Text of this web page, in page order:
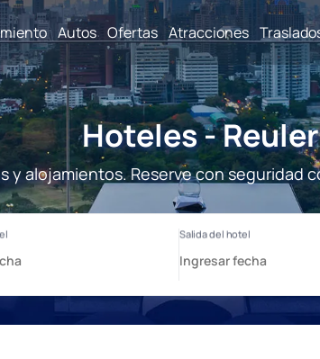
Autos Ofertas Atracciones
Hoteles - Reuler
y alojamientos. Reserve con seguridad